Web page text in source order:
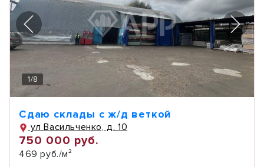
1/8
Сдаю склады с ж/д веткой
ул Васильченко, д. 10
750 000 руб.
469 руб./м²